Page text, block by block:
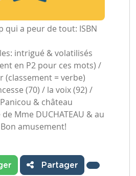
qui a peur de tout: ISBN
intrigué & volatilisés
en P2 pour ces mots) /
(classement = verbe)
(70) / la voix (92) /
& château
Mme DUCHATEAU & au
amusement!
Partager